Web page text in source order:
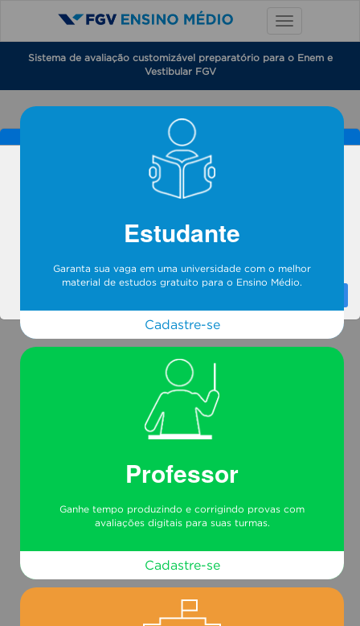
Sistema de avaliação customizável preparatório para o Enem e
Vestibular FGV
Estudante
Garanta sua vaga em uma universidade com o melhor
material de estudos gratuito para o Ensino Médio.
Cadastre-se
Professor
Ganhe tempo produzindo e corrigindo provas com
avaliações digitais para suas turmas.
Cadastre-se
Aviso
Sua sessão foi encerrada. Faça login novamente...